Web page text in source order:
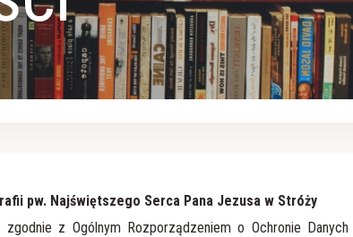
pw. Najświętszego Serca Pana Jezusa w Stróży
z Ogólnym Rozporządzeniem o Ochronie